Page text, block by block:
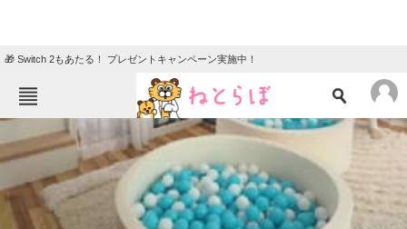
🎁 Switch 2もあたる！ プレゼントキャンペーン実施中！
ねとらぼメニュー
TOP
エンタメ クイズ
グルメ 地域